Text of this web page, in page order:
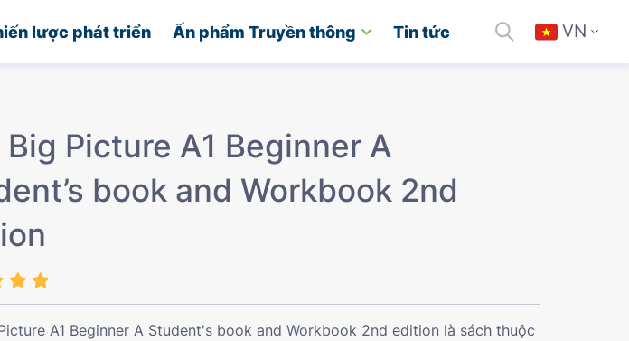
lược phát triển Ấn phẩm Truyền thông Tin tức VN
Picture A1 Beginner A
book and Workbook 2nd
A1 Beginner A Student's book and Workbook 2nd edition là sách thuộc